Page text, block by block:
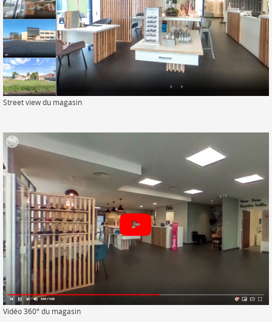
Street view du magasin
Vidéo 360° du magasin